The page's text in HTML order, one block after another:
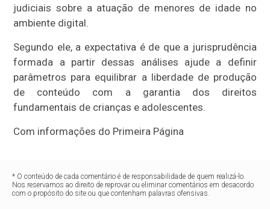
judiciais sobre a atuação de menores de idade no
ambiente digital.
Segundo ele, a expectativa é de que a jurisprudência
formada a partir dessas análises ajude a definir
parâmetros para equilibrar a liberdade de produção
de conteúdo com a garantia dos direitos
fundamentais de crianças e adolescentes.
Com informações do Primeira Página
* O conteúdo de cada comentário é de responsabilidade de quem realizá-lo.
Nos reservamos ao direito de reprovar ou eliminar comentários em desacordo
com o propósito do site ou que contenham palavras ofensivas.